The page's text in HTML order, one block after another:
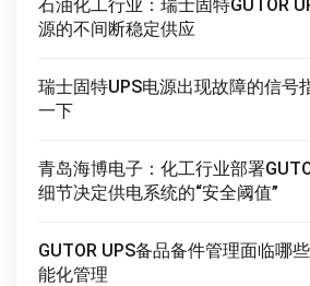
石油化工行业：瑞士固特GUTOR
源的不间断稳定供应
瑞士固特UPS电源出现故障的信号
一下
青岛海博电子：化工行业部署
细节决定供电系统的“安全阈值”
GUTOR UPS备品备件管理面临哪
能化管理